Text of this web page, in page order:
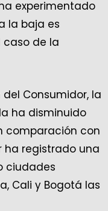
experimentado
la baja es
de la
Consumidor, la
ha disminuido
comparación con
ha registrado una
ciudades
Cali y Bogotá las